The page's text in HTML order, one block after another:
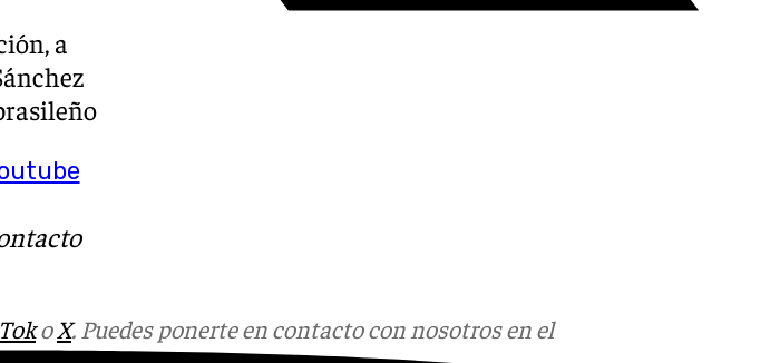
a
oX. Puedes ponerte en contacto con nosotros en el